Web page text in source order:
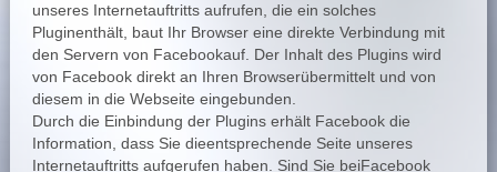
unseres Internetauftritts aufrufen, die ein solches
Pluginenthält, baut Ihr Browser eine direkte Verbindung mit
den Servern von Facebookauf. Der Inhalt des Plugins wird
von Facebook direkt an Ihren Browserübermittelt und von
diesem in die Webseite eingebunden.
Durch die Einbindung der Plugins erhält Facebook die
Information, dass Sie dieentsprechende Seite unseres
Internetauftritts aufgerufen haben. Sind Sie beiFacebook